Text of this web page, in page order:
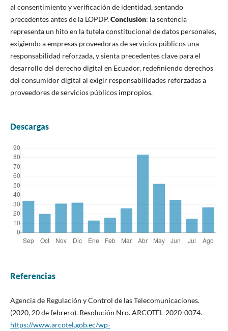
al consentimiento y verificación de identidad, sentando
precedentes antes de la LOPDP.Conclusión: la sentencia
representa un hito en la tutela constitucional de datos personales,
exigiendo a empresas proveedoras de servicios públicos una
responsabilidad reforzada, y sienta precedentes clave para el
desarrollo del derecho digital en Ecuador, redefiniendo derechos
del consumidor digital al exigir responsabilidades reforzadas a
proveedores de servicios públicos impropios.
Descargas
Referencias
Agencia de Regulación y Control de las Telecomunicaciones.
(2020, 20 de febrero). Resolución Nro. ARCOTEL-2020-0074.
https://www.arcotel.gob.ec/wp-